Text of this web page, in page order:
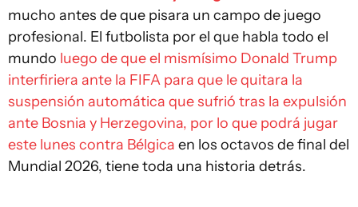
mucho antes de que pisara un campo de juego
profesional. El futbolista por el que habla todo el
mundo luego de que el mismísimo Donald Trump
interfiriera ante la FIFA para que le quitara la
suspensión automática que sufrió tras la expulsión
ante Bosnia y Herzegovina, por lo que podrá jugar
este lunes contra Bélgica en los octavos de final del
Mundial 2026, tiene toda una historia detrás.